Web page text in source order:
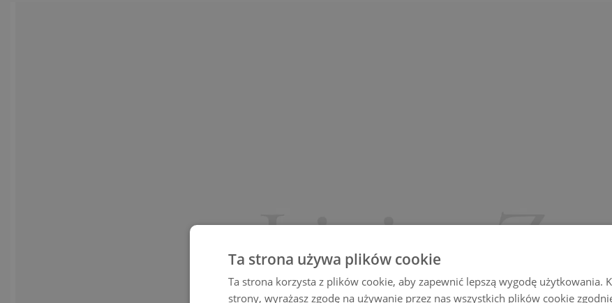
Ta strona używa plików cookie
Ta strona korzysta z plików cookie, aby zapewnić lepszą wygodę użytkowania.
strony, wyrażasz zgodę na używanie przez nas wszystkich plików cookie